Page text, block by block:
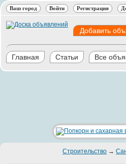
Ваш город Войти Регистрация
Добавить
Главная Статьи Все
Строительство →